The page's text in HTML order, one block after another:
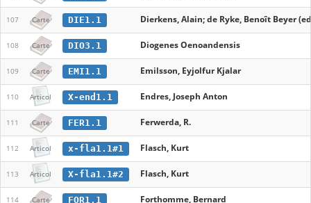
107 Carte DIE1.1 Dierkens, Alain; de Ryke, Benoît Beyer
108 Carte DIO3.1 Diogenes Oenoandensis
109 Carte EMI1.1 Emilsson, Eyjolfur Kjalar
110 Articol X-end1.1 Endres, Joseph Anton
111 Carte FER1.1 Ferwerda, R.
112 Articol x-fla1.1#1 Flasch, Kurt
113 Articol X-fla1.1#2 Flasch, Kurt
114 Carte FOR1.1 Forthomme, Bernard